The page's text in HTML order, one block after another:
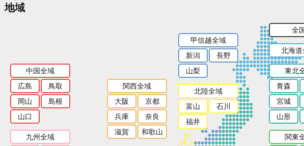
地域
全
北海
東北
青森
宮城
山形
関東
甲信越全域
新潟
長野
山梨
北陸全域
富山
石川
福井
関西全域
大阪
京都
兵庫
奈良
滋賀
和歌山
中国全域
広島
鳥取
岡山
島根
山口
九州全域